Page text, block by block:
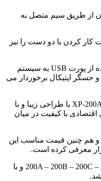
از طریق سیم متصل به
کردن با دو دست را نیز
این ماوس شرکت ایکس پی با استفاده از پورت USB به سیستم
شما متصل شده و از دقت ۱۰۰۰DPI و حسگر اپتیکال برخوردار می
ماوس با سیم برند XP Product مدل XP-200A با طراحی زیبا و با
با کیفیت در میان
هم چنین قیمت مناسب این
معرفی کرده است.
این محصول در کد های 200A – 200B – 200C – 200F – 200H و با